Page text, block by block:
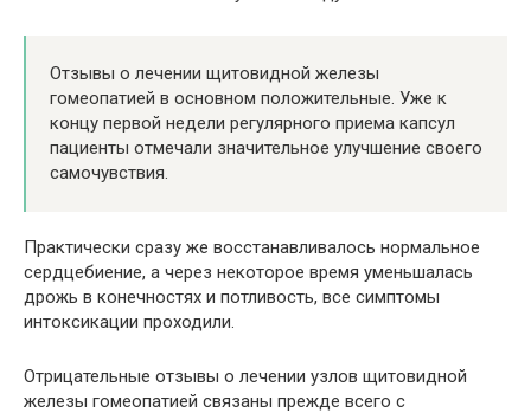
Отзывы о лечении щитовидной железы
гомеопатией в основном положительные. Уже к
концу первой недели регулярного приема капсул
пациенты отмечали значительное улучшение своего
самочувствия.
Практически сразу же восстанавливалось нормальное
сердцебиение, а через некоторое время уменьшалась
дрожь в конечностях и потливость, все симптомы
интоксикации проходили.
Отрицательные отзывы о лечении узлов щитовидной
железы гомеопатией связаны прежде всего с